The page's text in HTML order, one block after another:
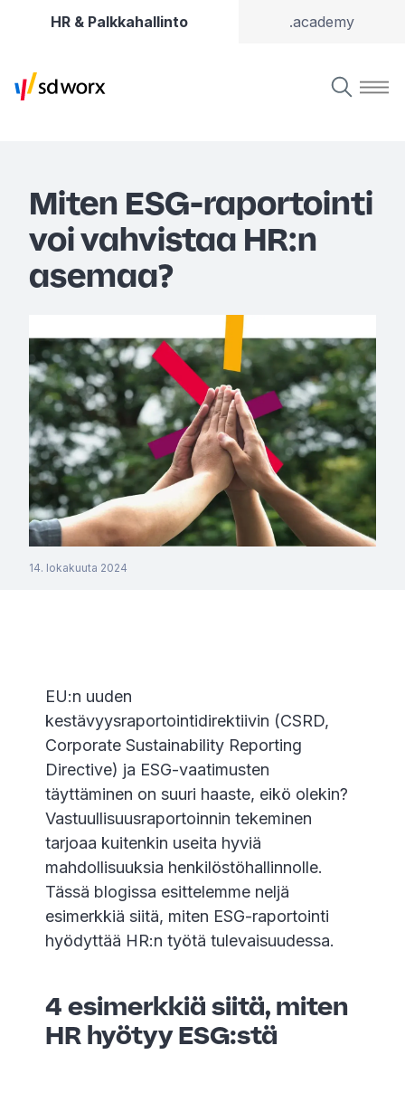
HR & Palkkahallinto .academy
Miten ESG-raportointi
voi vahvistaa HR:n
asemaa?
14. lokakuuta 2024
EU:n uuden
kestävyysraportointidirektiivin (CSRD,
Corporate Sustainability Reporting
Directive) ja ESG-vaatimusten
täyttäminen on suuri haaste, eikö olekin?
Vastuullisuusraportoinnin tekeminen
tarjoaa kuitenkin useita hyviä
mahdollisuuksia henkilöstöhallinnolle.
Tässä blogissa esittelemme neljä
esimerkkiä siitä, miten ESG-raportointi
hyödyttää HR:n työtä tulevaisuudessa.
4 esimerkkiä siitä, miten
HR hyötyy ESG:stä